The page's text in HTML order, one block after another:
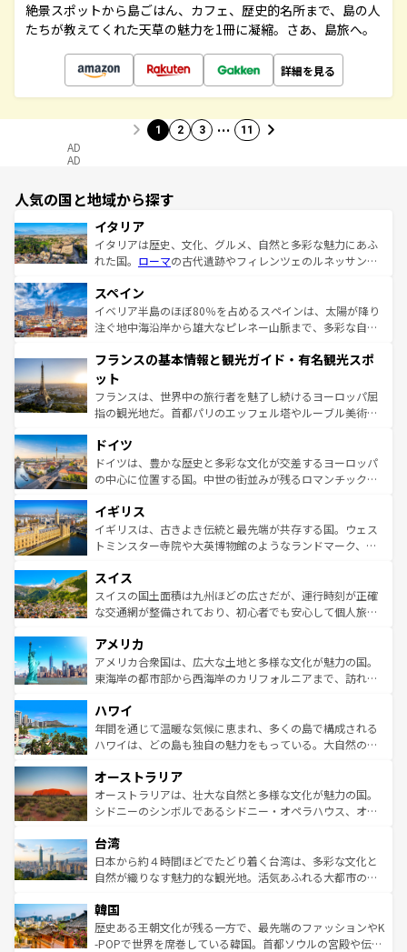
絶景スポットから島ごはん、カフェ、歴史的名所まで、島の人
たちが教えてくれた天草の魅力を1冊に凝縮。さあ、島旅へ。
詳細を見る
1 2 3 … 11
AD
AD
人気の国と地域から探す
イタリア
イタリアは歴史、文化、グルメ、自然と多彩な魅力にあふ
れた国。 ローマの古代遺跡やフィレンツェのルネッサンス
ろん、トスカーナの美しい田園風景やアマルフィ海岸の絶
景など、自然景観も見逃せない。観光の合間には、本場の
ピザやパスタなど、絶品のイタリア料理を堪能することも
ませてくれるイタリアで、忘れられない旅をしてみよう！
なお、新着のイタリア情報は
しい。
スペイン
イベリア半島のほぼ80％を占めるスペインは、太陽が降り
注ぐ地中海沿岸から雄大なピレネー山脈まで、多彩な自然
文化が根付くこの国では、情熱的なフラメンコ、熱気あふ
れる闘牛、そして美味しいタパスが生活の一部となってい
る。首都マドリードの洗練された雰囲気や、バルセロナの
アートに溢れた街角から、地方では古代ローマ遺跡や中世
せる。地方によって風土や気候が異なるスペインはその個
性で訪れる人を魅了する。 なお、新着のスペイン情報は コ
ンテンツ一覧を参照してほしい。
フランスの基本情報と観光ガイド・有名観光スポ
ット
フランスは、世界中の旅行者を魅了し続けるヨーロッパ屈
指の観光地だ。首都パリのエッフェル塔やルーブル美術館
で、幅広い魅力が詰まっている。華麗な宮殿、歴史的な大
聖堂、美しいビーチ、そして豊かな自然が、訪れる者を心
から魅了する。また、フランスは美食の国としても知ら
いる。シャンパンの発祥地であるランス、プロヴァンスの
香り高いラベンダー畑など、多彩な楽しみ方が可能だ。さ
らに、パリ以外の地域にも魅力が溢れており、どの街角に
れる地方に足を運ぶとそれぞれで全く異なる文化を体験で
きるだろう。 なお、新着のフランス情報はコンテンツ一覧
を参照してほしい。
ドイツ
ドイツは、豊かな歴史と多彩な文化が交差するヨーロッパ
の中心に位置する国。中世の街並みが残るロマンチック街
顔を持つこの国は、どこを歩いても飽きることがない。ベ
ルリンの文化的活気、バイエルン州のアルプスの絶景、そ
してライン川沿いのワイン畑といった風景は必見。ビール
は、お酒好きな人にはぜひ体験してほしい。 なお、新着の
ドイツ情報はコンテンツ一覧を参照してほしい。
イギリス
イギリスは、古きよき伝統と最先端が共存する国。ウェス
トミンスター寺院や大英博物館のようなランドマーク、歴
リアごとに異なる魅力がある。また、優雅なアフタヌーン
ティー、ビール好きにはたまらない英国パブ、サッカー観
戦など、本場だからこそできる体験も豊富。イギリスを旅
ンツ一覧を参照してほしい。
スイス
スイスの国土面積は九州ほどの広さだが、運行時刻が正確
な交通網が整備されており、初心者でも安心して個人旅行
の建物がそのまま残る町や、スイスならではのユニークな
博物館もあり、アルプス観光だけでなく町歩きも満喫する
ことができる。国民の所得が高いため物価も高いが、旅行
ば市内交通費無料で観光を楽しむこともできる。 なお、新
着のスイス情報はコンテンツ一覧 を参照してほしい。
アメリカ
アメリカ合衆国は、広大な土地と多様な文化が魅力の国。
東海岸の都市部から西海岸のカリフォルニアまで、訪れる
のような巨大都市は、観光、ショッピング、エンターテイ
ンメントが詰まった刺激的なスポットだ。一方、アメリカ
西部には大自然が広がり、グランドキャニオンやイエロー
部のニューオーリンズでは、音楽と美食が融合した独特の
文化が魅力。旅行者はアメリカの各地域で異なる魅力を楽
しみながら、その多様性と豊かな歴史を感じることができ
ならではの贅沢な旅のスタイルだ。 なお、新着のアメリカ
情報はコンテンツ一覧を参照してほしい。
ハワイ
年間を通じて温暖な気候に恵まれ、多くの島で構成される
ハワイは、どの島も独自の魅力をもっている。大自然の神
ワイ島は見逃せない。また、定番の観光地といえばオアフ
島だが、静かな自然を求めるならマウイ島やカウアイ島が
おすすめ。エメラルドグリーンに輝く海をはじめ、豊かな
れるおもてなしの心で訪れる人々を迎えてくれるハワイの
人々、おいしいローカルフードやハワイアンミュージッ
ク、伝統的なフラダンスなど、すべてがハワイの魅力を彩
ワイを、存分に味わってほしい。 なお、新着のハワイ情報
はコンテンツ一覧を参照してほしい。
オーストラリア
オーストラリアは、壮大な自然と多様な文化が魅力の国。
シドニーのシンボルであるシドニー・オペラハウス、オー
リアリーフや大陸中央部にそびえるウルル（エアーズロッ
ク）、タスマニアの美しい原生林やケアンズの熱帯雨林な
ど、見どころがたくさん。また、カフェやワイン、オージ
いる。アクティビティも充実しており、サーフィンやダイ
ビング、ハイキングなど、アウトドア好きにはたまらな
い。オーストラリアの多彩な魅力を存分に味わいつくそ
台湾
日本から約４時間ほどでたどり着く台湾は、多彩な文化と
自然が織りなす魅力的な観光地。活気あふれる大都市の台
ン）、静ひつな山岳地帯である台湾東部など、都市の喧騒
と山間の静けさが共存しており、訪れる人に新しい発見と
驚きをもたらしてくれる。また、奥深い台湾の食文化も魅
韓国
歴史ある王朝文化が残る一方で、最先端のファッションやK
-POPで世界を席巻している韓国。首都ソウルの宮殿や伝統